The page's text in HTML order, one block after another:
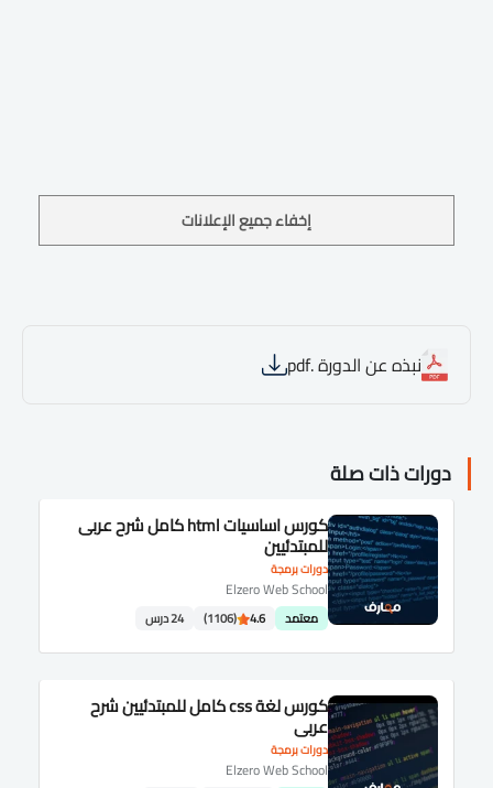
إخفاء جميع الإعلانات
نبذه عن الدورة .pdf
دورات ذات صلة
دورات برمجة
كورس اساسيات html كامل شرح عربى
للمبتدئيين
Elzero Web School
معتمد 4.6
(1106) 24 درس
دورات برمجة
كورس لغة css كامل للمبتدئيين شرح
عربى
Elzero Web School